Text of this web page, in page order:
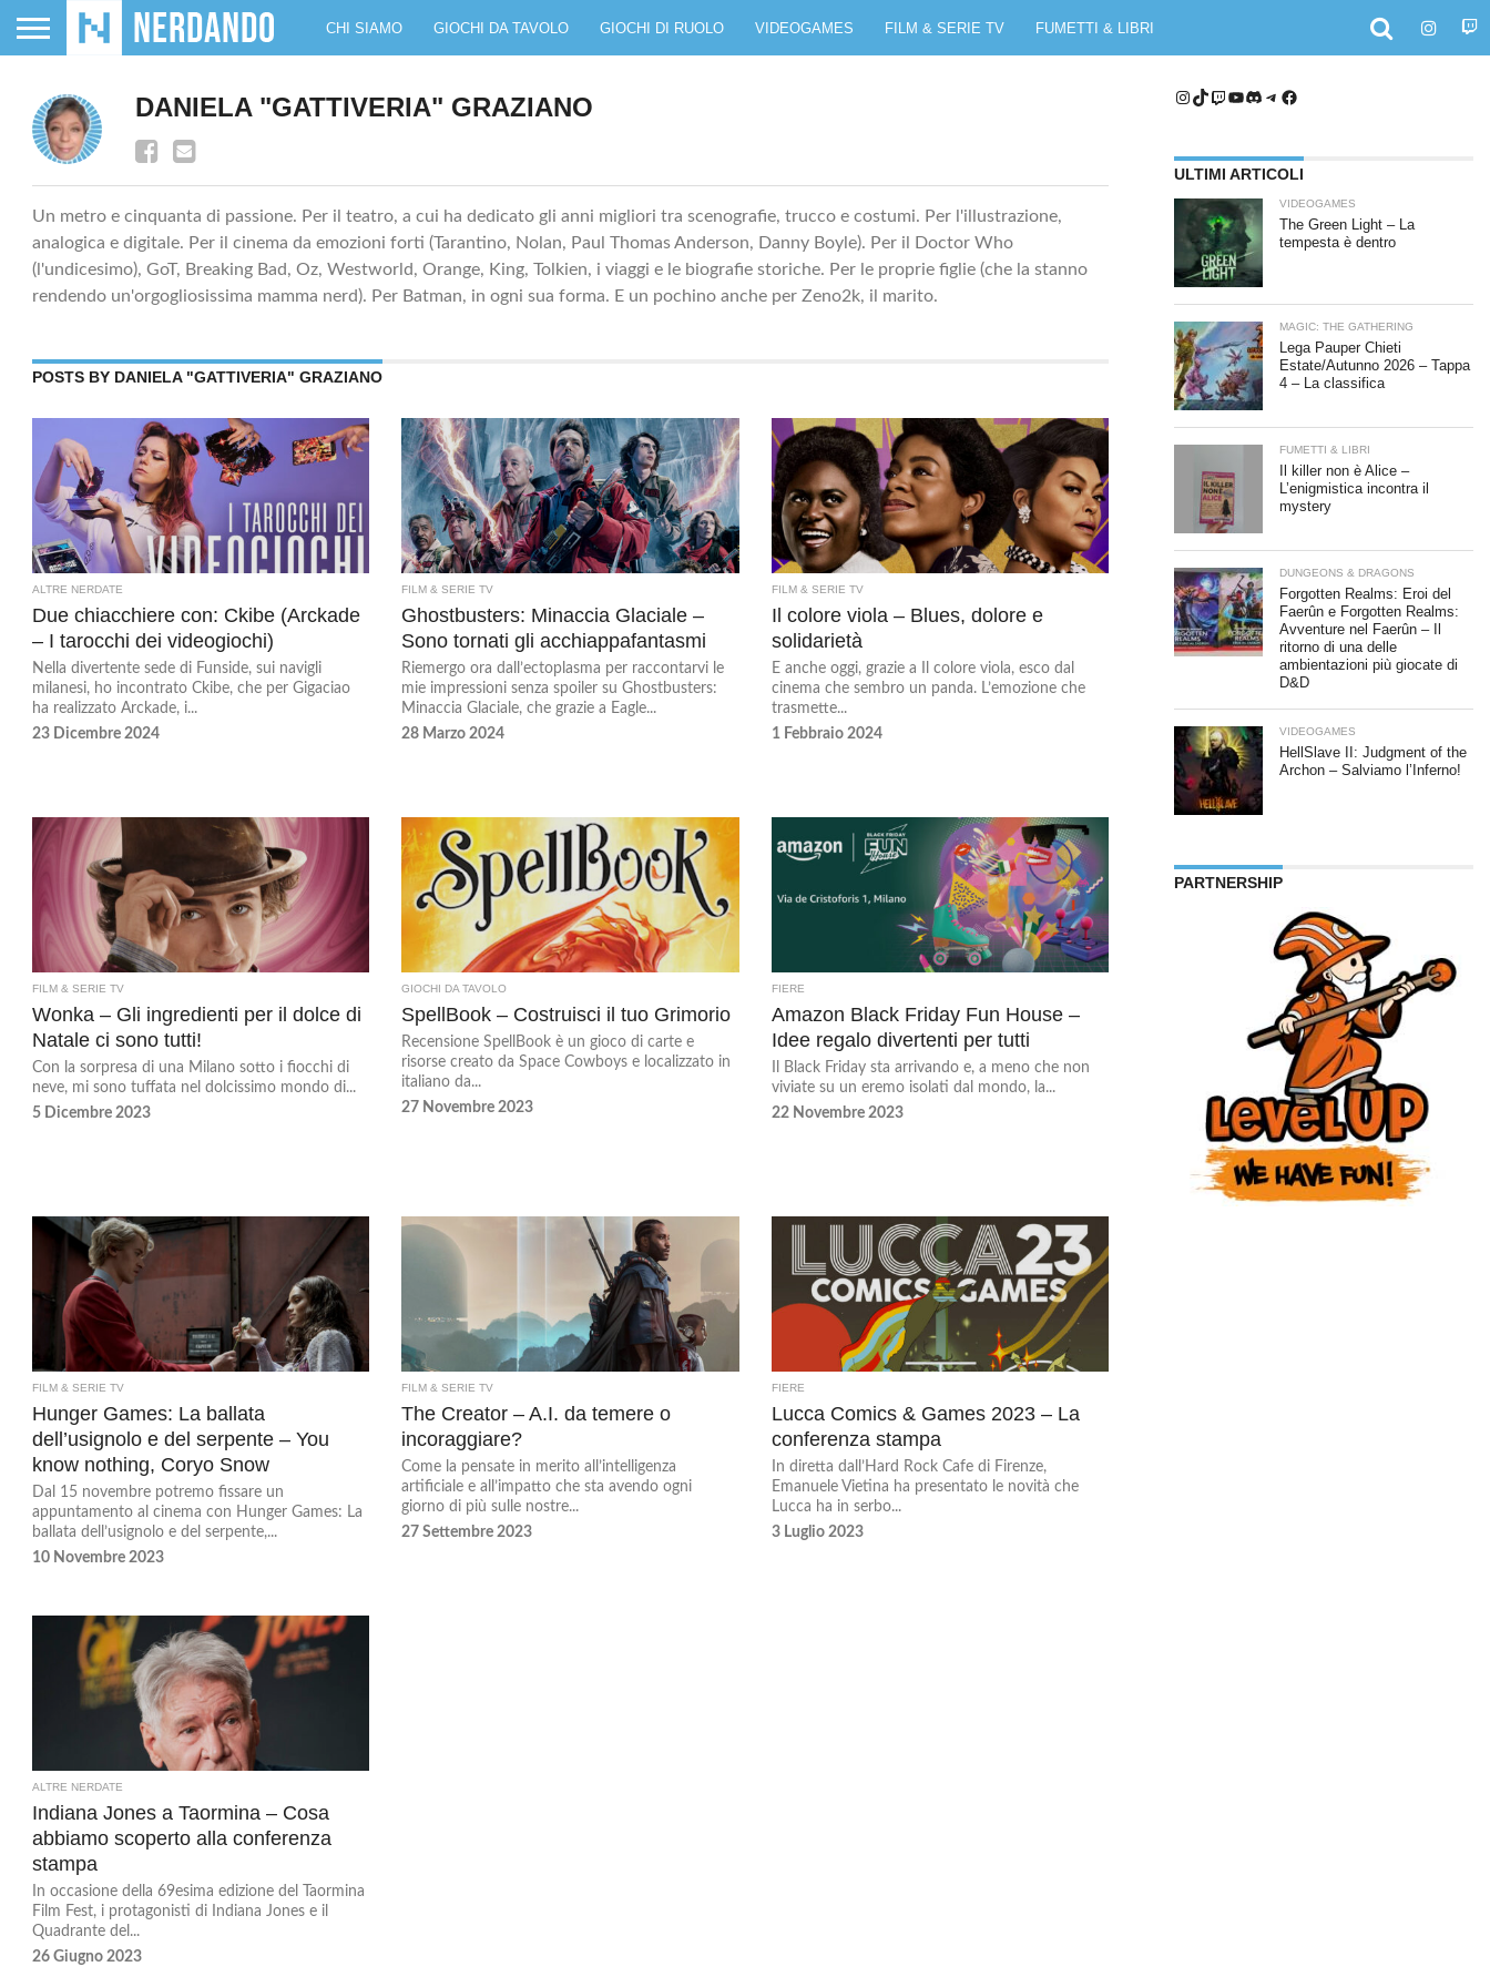
CHI SIAMO GIOCHI DA TAVOLO GIOCHI DI RUOLO VIDEOGAMES FILM & SERIE TV FUMETTI & LIBRI
DANIELA "GATTIVERIA" GRAZIANO
Un metro e cinquanta di passione. Per il teatro, a cui ha dedicato gli anni migliori tra scenografie, trucco e costumi. Per l'illustrazione,
analogica e digitale. Per il cinema da emozioni forti (Tarantino, Nolan, Paul Thomas Anderson, Danny Boyle). Per il Doctor Who
(l'undicesimo), GoT, Breaking Bad, Oz, Westworld, Orange, King, Tolkien, i viaggi e le biografie storiche. Per le proprie figlie (che la stanno
rendendo un'orgogliosissima mamma nerd). Per Batman, in ogni sua forma. E un pochino anche per Zeno2k, il marito.
POSTS BY DANIELA "GATTIVERIA" GRAZIANO
ALTRE NERDATE
Due chiacchiere con: Ckibe (Arckade
– I tarocchi dei videogiochi)
Nella divertente sede di Funside, sui navigli
milanesi, ho incontrato Ckibe, che per Gigaciao
ha realizzato Arckade, i...
23 Dicembre 2024
FILM & SERIE TV
Ghostbusters: Minaccia Glaciale –
Sono tornati gli acchiappafantasmi
Riemergo ora dall’ectoplasma per raccontarvi le
mie impressioni senza spoiler su Ghostbusters:
Minaccia Glaciale, che grazie a Eagle...
28 Marzo 2024
FILM & SERIE TV
Il colore viola – Blues, dolore e
solidarietà
E anche oggi, grazie a Il colore viola, esco dal
cinema che sembro un panda. L’emozione che
trasmette...
1 Febbraio 2024
FILM & SERIE TV
Wonka – Gli ingredienti per il dolce di
Natale ci sono tutti!
Con la sorpresa di una Milano sotto i fiocchi di
neve, mi sono tuffata nel dolcissimo mondo di...
5 Dicembre 2023
GIOCHI DA TAVOLO
SpellBook – Costruisci il tuo Grimorio
Recensione SpellBook è un gioco di carte e
risorse creato da Space Cowboys e localizzato in
italiano da...
27 Novembre 2023
FIERE
Amazon Black Friday Fun House –
Idee regalo divertenti per tutti
Il Black Friday sta arrivando e, a meno che non
viviate su un eremo isolati dal mondo, la...
22 Novembre 2023
FILM & SERIE TV
Hunger Games: La ballata
dell’usignolo e del serpente – You
know nothing, Coryo Snow
Dal 15 novembre potremo fissare un
appuntamento al cinema con Hunger Games: La
ballata dell’usignolo e del serpente,...
10 Novembre 2023
FILM & SERIE TV
The Creator – A.I. da temere o
incoraggiare?
Come la pensate in merito all’intelligenza
artificiale e all’impatto che sta avendo ogni
giorno di più sulle nostre...
27 Settembre 2023
FIERE
Lucca Comics & Games 2023 – La
conferenza stampa
In diretta dall’Hard Rock Cafe di Firenze,
Emanuele Vietina ha presentato le novità che
Lucca ha in serbo...
3 Luglio 2023
ALTRE NERDATE
Indiana Jones a Taormina – Cosa
abbiamo scoperto alla conferenza
stampa
In occasione della 69esima edizione del Taormina
Film Fest, i protagonisti di Indiana Jones e il
Quadrante del...
26 Giugno 2023
Instagram
TikTok
Twitch
YouTube
Discord
Telegram
Facebook
ULTIMI ARTICOLI
VIDEOGAMES
The Green Light – La
tempesta è dentro
MAGIC: THE GATHERING
Lega Pauper Chieti
Estate/Autunno 2026 – Tappa
4 – La classifica
FUMETTI & LIBRI
Il killer non è Alice –
L’enigmistica incontra il
mystery
DUNGEONS & DRAGONS
Forgotten Realms: Eroi del
Faerûn e Forgotten Realms:
Avventure nel Faerûn – Il
ritorno di una delle
ambientazioni più giocate di
D&D
VIDEOGAMES
HellSlave II: Judgment of the
Archon – Salviamo l’Inferno!
PARTNERSHIP